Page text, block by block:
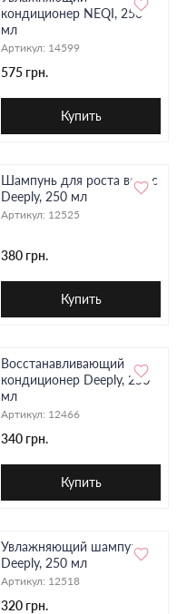
кондиционер NEQI, 250
мл
Артикул: 14599
575 грн.
Купить
Шампунь для роста волос
Deeply, 250 мл
Артикул: 12525
380 грн.
Купить
Восстанавливающий
кондиционер Deeply, 250
мл
Артикул: 12466
340 грн.
Купить
Увлажняющий шампунь
Deeply, 250 мл
Артикул: 12518
320 грн.